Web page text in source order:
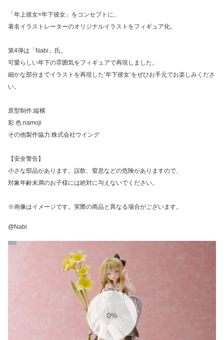
「年上彼女×年下彼女」をコンセプトに、
著名イラストレーターのオリジナルイラストをフィギュア化。
第4弾は「Nabi」氏。
可愛らしい年下の雰囲気をフィギュアで再現しました。
細かな部分までイラストを再現した’年下彼女’をぜひお手元でお楽しみくださ
い。
原型制作:縦横
彩 色:namoji
その他製作協力:株式会社ウイング
【安全警告】
小さな部品があります。誤飲、窒息などの危険がありますので、
対象年齢未満のお子様には絶対に与えないでください。
※画像はイメージです。実際の商品と異なる場合がございます。
@Nabi
8%